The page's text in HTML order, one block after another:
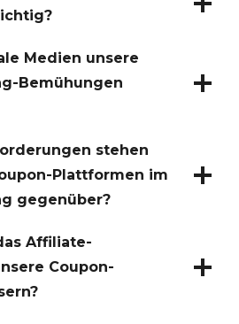
Medien unsere
Bemühungen
stehen
Plattformen im
gegenüber?
Affiliate-
Coupon-